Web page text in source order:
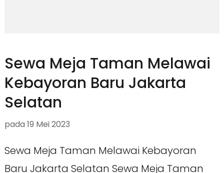
Sewa Meja Taman Melawai
Kebayoran Baru Jakarta
Selatan
pada 19 Mei 2023
Sewa Meja Taman Melawai Kebayoran
Baru Jakarta Selatan Sewa Meja Taman